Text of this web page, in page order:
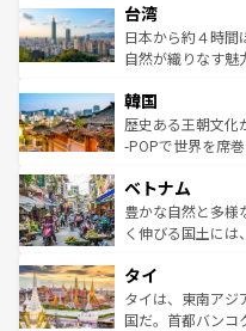
ならではの贅沢な旅のスタイ
情報はコンテンツ
れるおもてなしの
人々、おいしいロ
ク、伝統的なフラ
ワイを、存分に味わってほしい
はコンテンツ一覧
リアリーフや大陸
ク）、タスマニア
ど、見どころがた
いる。アクティビ
ビング、ハイキン
い。オーストラリ
参照してほしい。
台湾
日本から約４時間
自然が織りなす魅
ン）、静ひつな山
と山間の静けさが
驚きをもたらして
容にもいいと評判
が味わ
照してほしい。
韓国
歴史ある王朝文化
-POPで世界を席
き、地方に足を延
できる。そして、
まで、さまざまな
リティに包まれな
覧を参照してほし
ベトナム
豊かな自然と多様
く伸びる国土には
急速な発展と共に
ーチミン市のフラ
醸し出している。
タイ
タイは、東南アジ
国だ。首都バンコ